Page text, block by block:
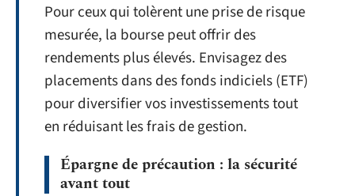
Pour ceux qui tolèrent une prise de risque
mesurée, la bourse peut offrir des
rendements plus élevés. Envisagez des
placements dans des fonds indiciels (ETF)
pour diversifier vos investissements tout
en réduisant les frais de gestion.
Épargne de précaution : la sécurité
avant tout